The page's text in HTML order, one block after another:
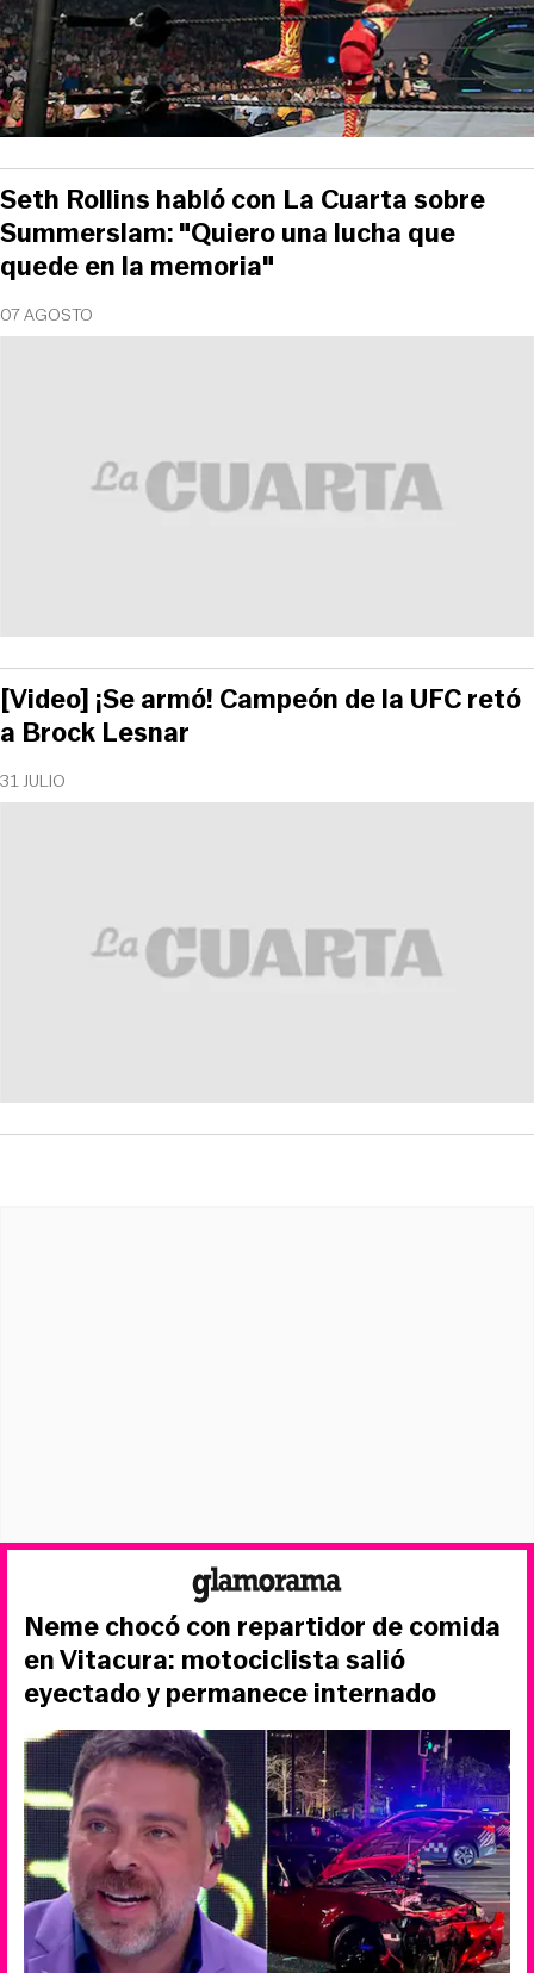
07 AGOSTO
Seth Rollins habló con La Cuarta sobre
Summerslam: "Quiero una lucha que
quede en la memoria"
31 JULIO
[Video] ¡Se armó! Campeón de la UFC retó
a Brock Lesnar
Neme chocó con repartidor de comida
en Vitacura: motociclista salió
eyectado y permanece internado